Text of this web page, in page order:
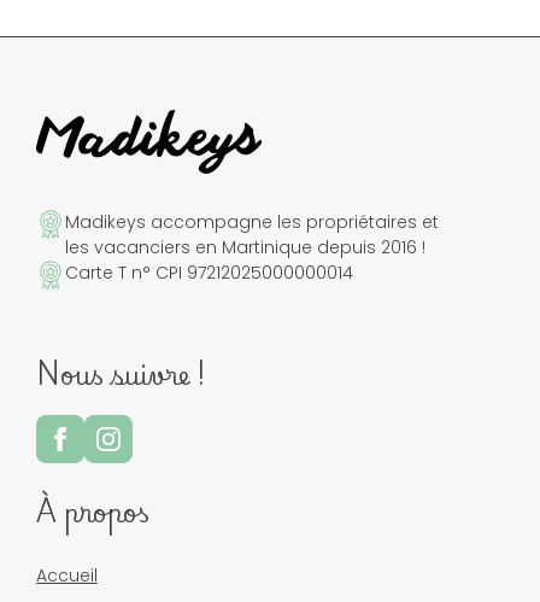
Madikeys accompagne les propriétaires et
les vacanciers en Martinique depuis 2016 !
Carte T n° CPI 97212025000000014
Nous suivre !
À propos
Accueil